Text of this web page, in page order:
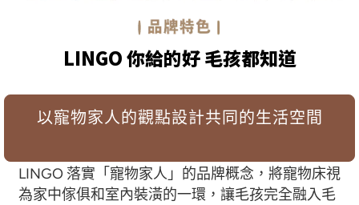
LINGO 你給的好 毛孩都知道
以寵物家人的觀點設計共同的生活空間
LINGO 落實「寵物家人」的品牌概念，將寵物床視
為家中傢俱和室內裝潢的一環，讓毛孩完全融入毛